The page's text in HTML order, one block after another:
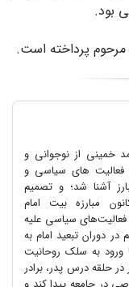
است.
و
و
به